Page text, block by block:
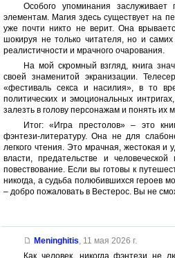
Особого упоминания
элементам. Магия здесь существует на
уже почти никто не верит. Она
шокируя не только читателя, но и
реалистичности и мрачного очарования.
На мой скромный взгляд, книга
своей знаменитой экранизации.
«фестиваль секса и насилия», в то
политических и эмоциональных
залезть в голову персонажам и понять их
Итог: «Игра престолов» – это
фэнтези-литературу. Она не для
легкого чтения. Это мрачная, жестокая и
власти, предательстве и
повествование. Если вы готовы к
никогда, а судьба полюбившихся героев
– добро пожаловать в Вестерос. Вы не
Meninghitis, 11 мая 2026 г.
Как человек, никогда фэнтези не